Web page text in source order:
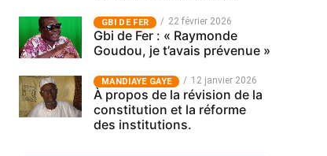
GBI DE FER 22 février 2026
Gbi de Fer : « Raymonde
Goudou, je t’avais prévenue »
MANDIAYE GAYE 12 janvier 2026
À propos de la révision de la
constitution et la réforme
des institutions.